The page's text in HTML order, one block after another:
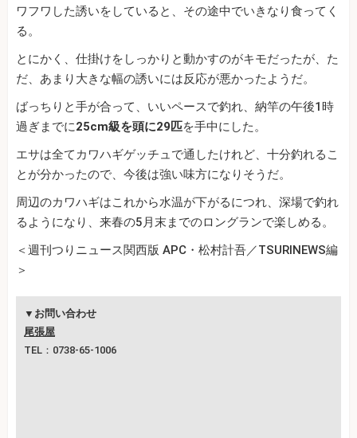
ワフワした誘いをしていると、その途中でいきなり食ってく
る。
とにかく、仕掛けをしっかりと動かすのがキモだったが、た
だ、あまり大きな幅の誘いには反応が悪かったようだ。
ばっちりと手が合って、いいペースで釣れ、納竿の午後1時
過ぎまでに25cm級を頭に29匹を手中にした。
エサは全てカワハギゲッチュで通したけれど、十分釣れるこ
とが分かったので、今後は強い味方になりそうだ。
周辺のカワハギはこれから水温が下がるにつれ、深場で釣れ
るようになり、来春の5月末までのロングランで楽しめる。
＜週刊つりニュース関西版 APC・松村計吾／TSURINEWS編
＞
▼お問い合わせ
尾張屋
TEL：0738-65-1006